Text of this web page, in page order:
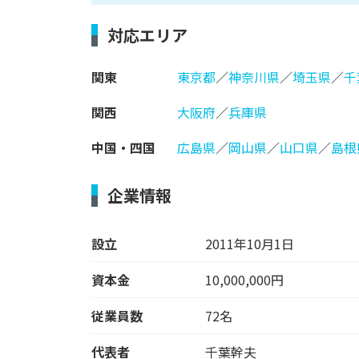
対応エリア
関東 東京都／神奈川県／埼玉県／
関西
大阪府／兵庫県
中国・四国
広島県／岡山県／山口県／島
企業情報
設立
2011年10月1日
資本金
10,000,000円
従業員数
72名
代表者
千葉幹夫